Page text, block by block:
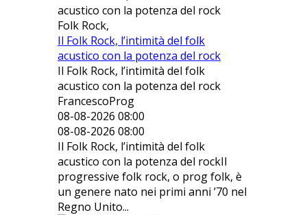
Folk Rock,
Il Folk Rock, l’intimità del folk
acustico con la potenza del rock
Il Folk Rock, l’intimità del folk
acustico con la potenza del rock
FrancescoProg
08-08-2026 08:00
08-08-2026 08:00
Il Folk Rock, l’intimità del folk
acustico con la potenza del rockIl
progressive folk rock, o prog folk, è
un genere nato nei primi anni ’70 nel
Regno Unito...